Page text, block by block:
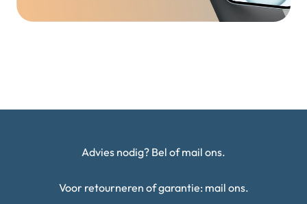
Advies nodig? Bel of mail ons.
Voor retourneren of garantie: mail ons.